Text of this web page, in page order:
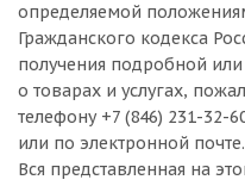
определяемой
Гражданского кодекса
получения подробной
о товарах и услугах,
телефону +7 (846) 231-32-
или по электронной почте.
Вся представленная на